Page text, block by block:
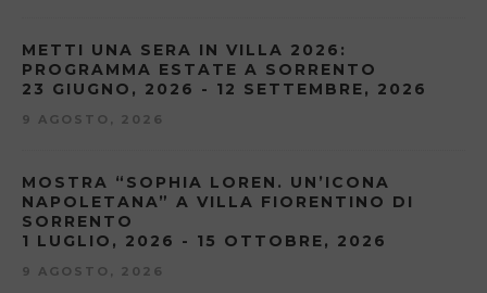
METTI UNA SERA IN VILLA 2026:
PROGRAMMA ESTATE A SORRENTO
23 GIUGNO, 2026 - 12 SETTEMBRE, 2026
9 AGOSTO, 2026
MOSTRA “SOPHIA LOREN. UN’ICONA
NAPOLETANA” A VILLA FIORENTINO DI
SORRENTO
1 LUGLIO, 2026 - 15 OTTOBRE, 2026
9 AGOSTO, 2026